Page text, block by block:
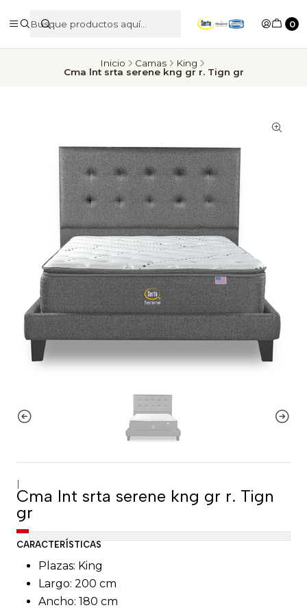
0
Inicio Camas
King
Cma lnt srta serene kng gr r. Tign gr
|
Cma lnt srta serene kng gr r. Tign
gr
CARACTERÍSTICAS
Plazas: King
Largo: 200 cm
Ancho: 180 cm